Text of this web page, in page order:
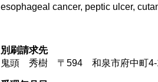
esophageal cancer, peptic ulcer,
別刷請求先
鬼頭 秀樹 〒594 和泉市府中町4-